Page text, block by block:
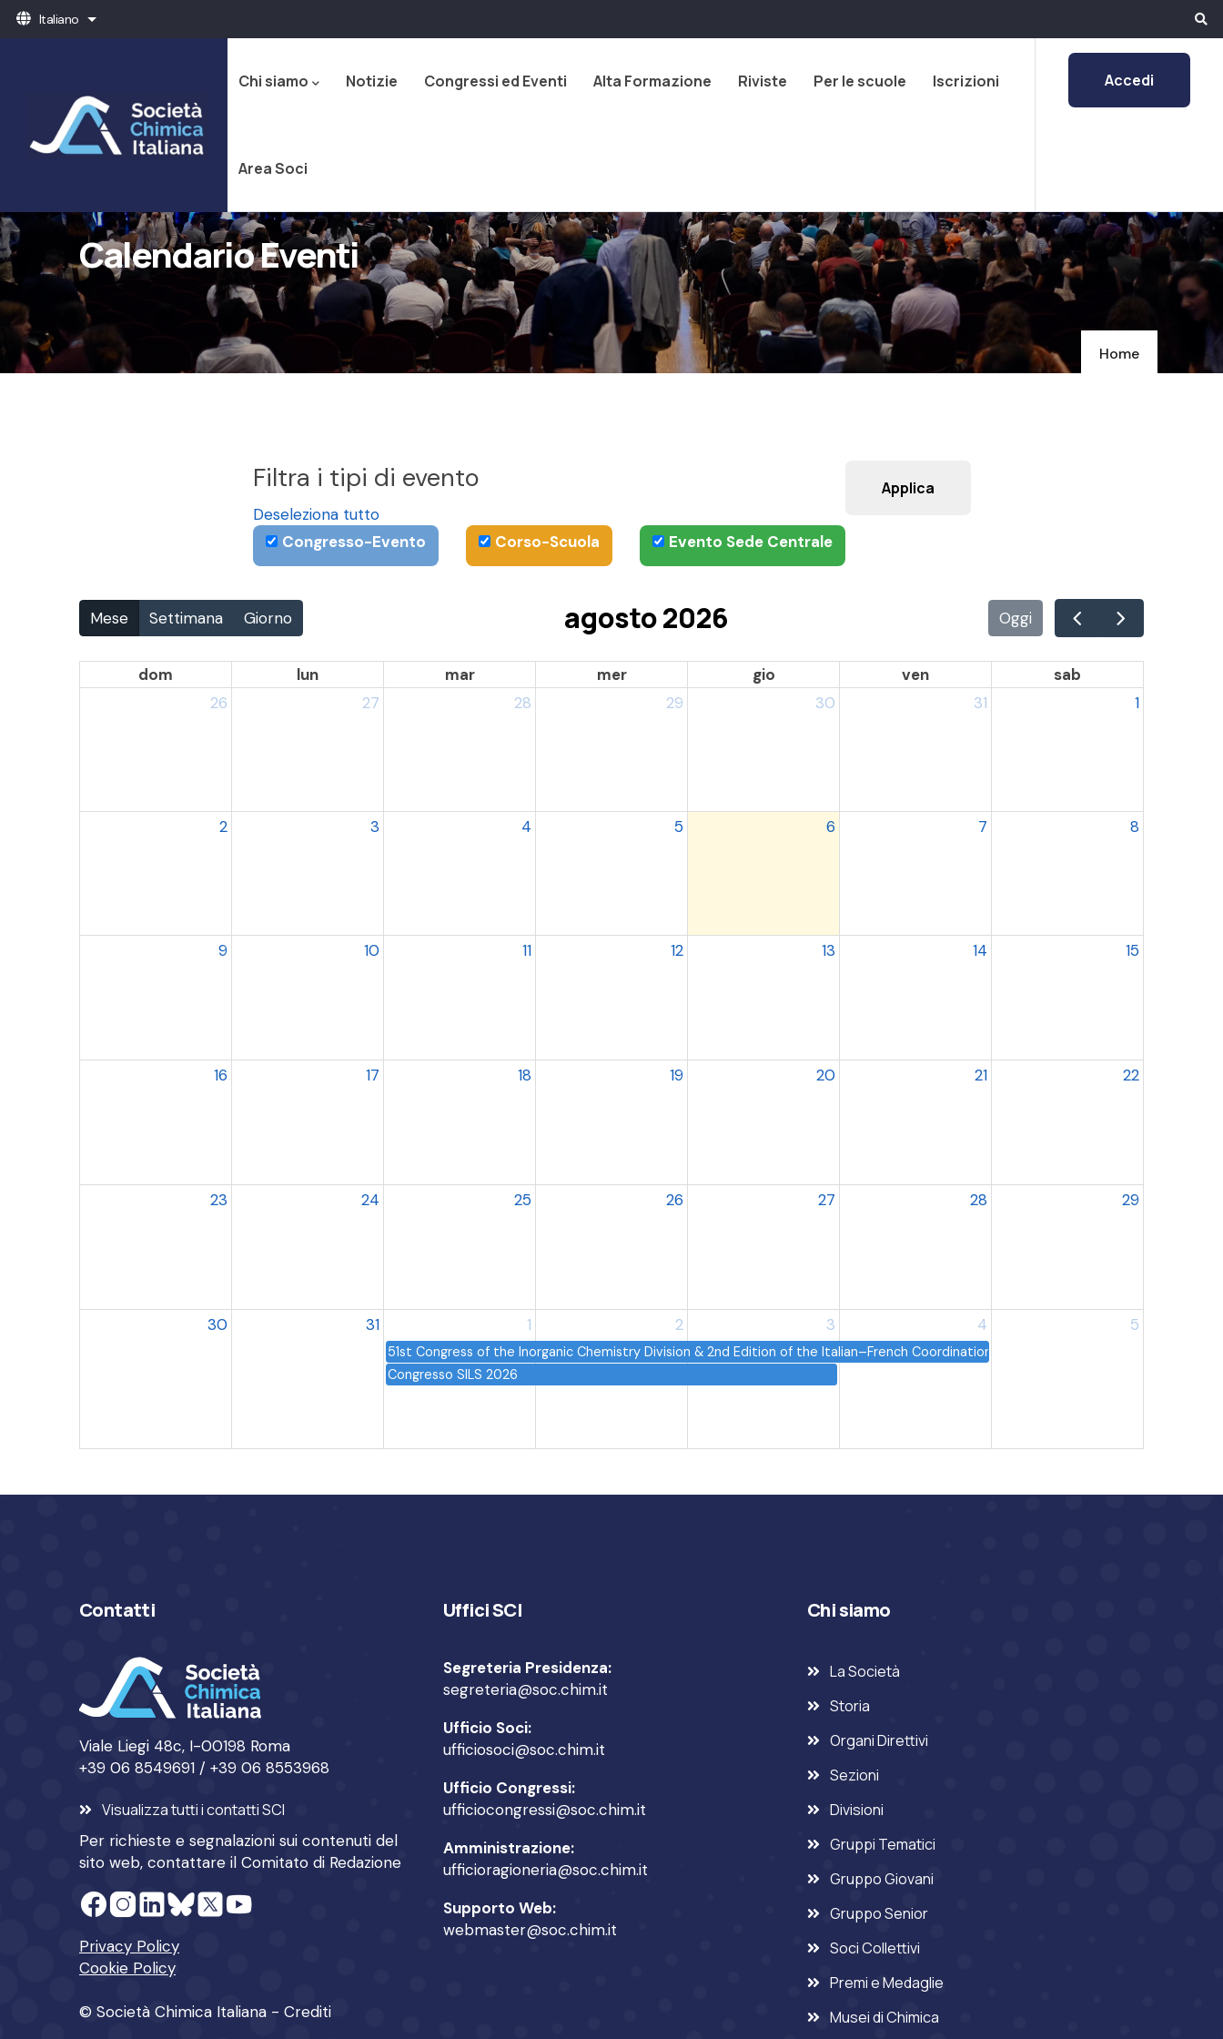
Salta Italiano Mostra ulteriori azioni
principale
Chi siamo Notizie Congressi ed Eventi Alta Formazione Riviste Per le scuole Iscrizioni
Area Soci
Accedi
Calendario Eventi
Home
Filtra i tipi di evento
Deseleziona tutto
Congresso-Evento
Corso-Scuola Evento Sede Centrale
Mese Settimana Giorno agosto 2026 Oggi
dom lun mar mer gio ven
sab
26
27 28 29 30 31 1
2 3 4 5 6 7 8
9 10 11 12 13 14 15
16 17 18 19 20 21 22
23 24 25 26 27 28 29
30 31 1
51st Congress of the Inorganic Chemistry Division & 2nd Edition of the Italian–French Coordination Chemistry Days
Congresso SILS 2026
2 3 4 5
Contatti
Viale Liegi 48c, I-00198 Roma
+39 06 8549691 / +39 06 8553968
Visualizza tutti i contatti SCI
Per richieste e segnalazioni sui contenuti del
sito web, contattare il Comitato di Redazione
Privacy Policy
Cookie Policy
© Società Chimica Italiana - Crediti
Uffici SCI
Segreteria Presidenza:
segreteria@soc.chim.it
Ufficio Soci:
ufficiosoci@soc.chim.it
Ufficio Congressi:
ufficiocongressi@soc.chim.it
Amministrazione:
ufficioragioneria@soc.chim.it
Supporto Web:
webmaster@soc.chim.it
Chi siamo
La Società
Storia
Organi Direttivi
Sezioni
Divisioni
Gruppi Tematici
Gruppo Giovani
Gruppo Senior
Soci Collettivi
Premi e Medaglie
Musei di Chimica